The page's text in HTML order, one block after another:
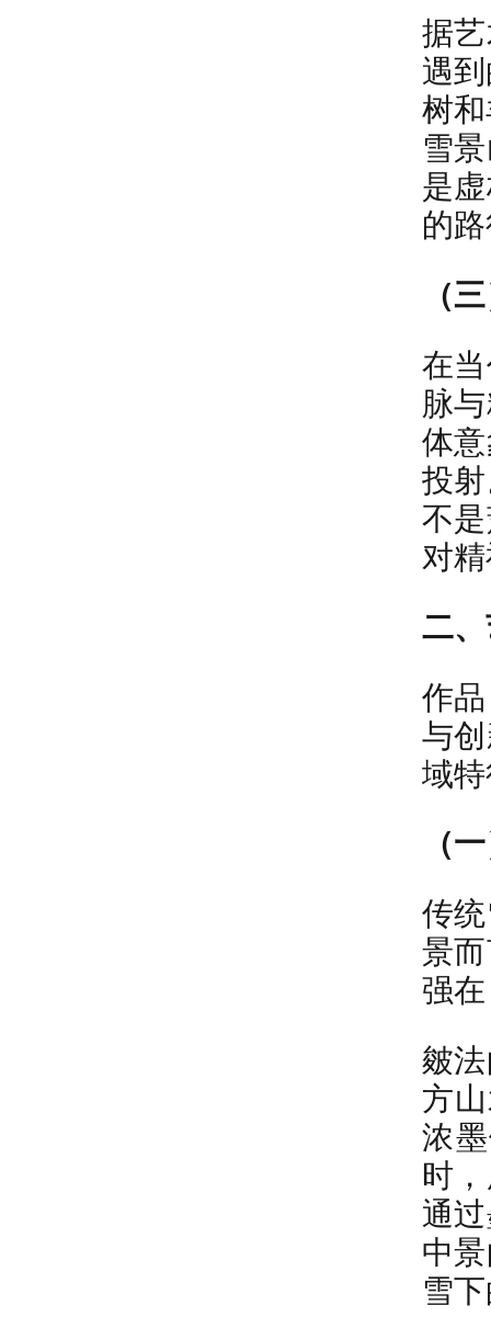
据
遇
树
雪
是
的
（
在
脉
体
投
不
对
二
作
与
域
（
传
景
强
皴
方
浓
时
通
中
雪